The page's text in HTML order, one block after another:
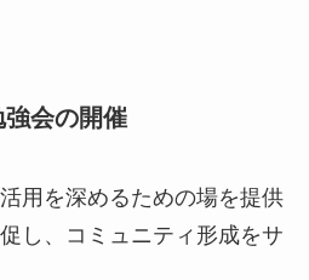
会の開催
用を深めるための場を提供
し、コミュニティ形成をサ